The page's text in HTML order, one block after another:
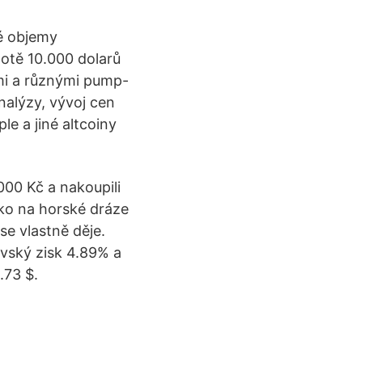
objemy
10.000 dolarů
a různými pump-
vývoj cen
a jiné altcoiny
Kč a nakoupili
na horské dráze
vlastně děje.
zisk 4.89% a
$.